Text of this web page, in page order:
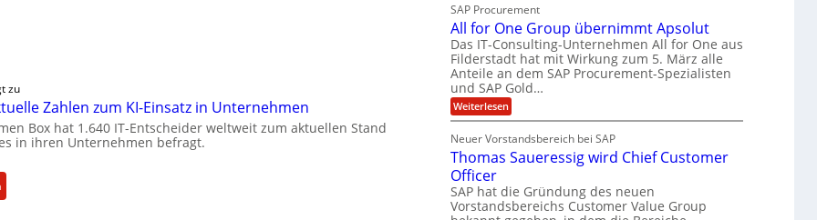
zu
Zahlen zum KI-Einsatz in Unternehmen
Box hat 1.640 IT-Entscheider weltweit zum aktuellen Stand
in ihren Unternehmen befragt.
:
B
f
b
e
i
I
F
S
a
l
i
s
t
J
u
i
a
r
n
e
n
n
t
C
T
O
V
P
-
S
e
c
u
r
i
t
y
y
s
t
m
S
SAP Procurement
All for One Group übernimmt Apsolut
Das IT-Consulting-Unternehmen All for One aus
Filderstadt hat mit Wirkung zum 5. März alle
Anteile an dem SAP Procurement-Spezialisten
und SAP Gold…
Weiterlesen:
A
l
f
O
n
Neuer Vorstandsbereich bei SAP
Thomas Saueressig wird Chief Customer
Officer
SAP hat die Gründung des neuen
Vorstandsbereichs Customer Value Group